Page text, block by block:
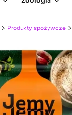
Produkty spożywcze